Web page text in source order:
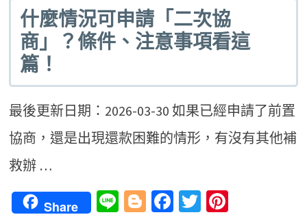
什麼情況可申請「二次協
商」？條件、注意事項看這
篇！
最後更新日期：2026-03-30 如果已經申請了前置
協商，還是出現還款困難的情形，有沒有其他補
救辦 …
Share LineBlogger
Facebook
Twitter